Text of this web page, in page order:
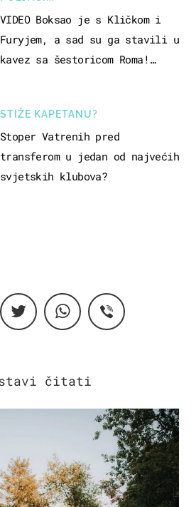
VIDEO Boksao je s Kličkom i
Furyjem, a sad su ga stavili u
kavez sa šestoricom Roma!
STIŽE KAPETANU?
Stoper Vatrenih pred
transferom u jedan od najvećih
svjetskih klubova?